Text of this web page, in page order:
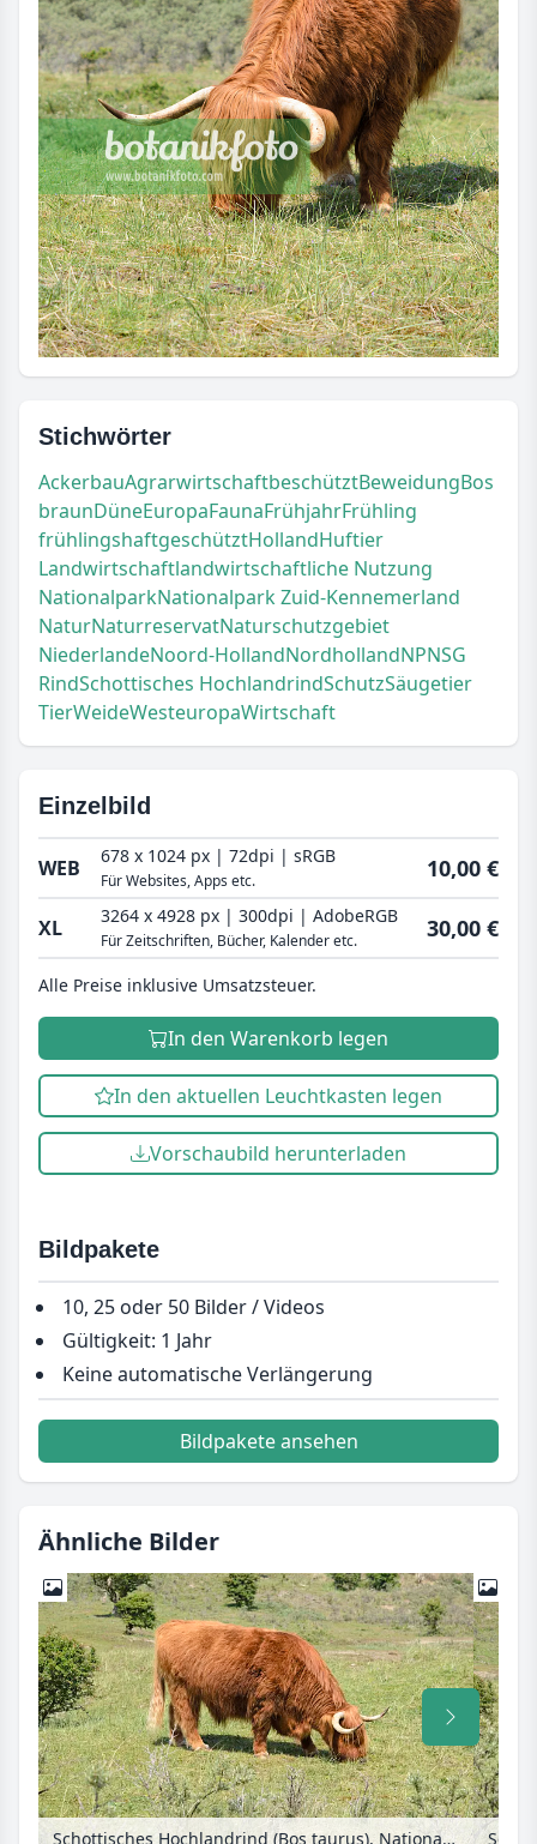
Stichwörter
AckerbauAgrarwirtschaftbeschütztBeweidungBos
braunDüneEuropaFaunaFrühjahrFrühling
frühlingshaftgeschütztHollandHuftier
Landwirtschaftlandwirtschaftliche Nutzung
NationalparkNationalpark Zuid-Kennemerland
NaturNaturreservatNaturschutzgebiet
NiederlandeNoord-HollandNordhollandNPNSG
RindSchottisches HochlandrindSchutzSäugetier
TierWeideWesteuropaWirtschaft
Einzelbild
WEB 678 x 1024 px | 72dpi | sRGB
Für Websites, Apps etc. 10,00 €
XL 3264 x 4928 px | 300dpi | AdobeRGB
Für Zeitschriften, Bücher, Kalender etc. 30,00 €
Alle Preise inklusive Umsatzsteuer.
In den Warenkorb legen
In den aktuellen Leuchtkasten legen
Vorschaubild herunterladen
Bildpakete
10, 25 oder 50 Bilder / Videos
Gültigkeit: 1 Jahr
Keine automatische Verlängerung
Bildpakete ansehen
Ähnliche Bilder
Schottisches Hochlandrind (Bos taurus), Nationalpark Zuid-Kennemerland, Niederlande